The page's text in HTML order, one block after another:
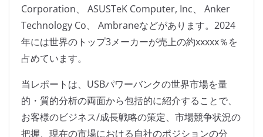
Corporation、 ASUSTeK Computer, Inc、 Anker
Technology Co、 Ambraneなどがあります。2024
年には世界のトップ3メーカーが売上の約xxxxx％を
占めています。
当レポートは、USBパワーバンクの世界市場を量
的・質的分析の両面から包括的に紹介することで、
お客様のビジネス/成長戦略の策定、市場競争状況の
把握、現在の市場における自社のポジションの分